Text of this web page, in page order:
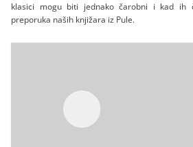
klasici mogu biti jednako čarobni i kad ih
preporuka naših knjižara iz Pule.